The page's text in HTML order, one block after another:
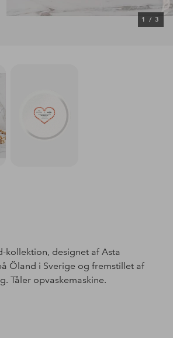
1/ 3
designet af Asta
Öland i Sverige og fremstillet af
Tåler opvaskemaskine.